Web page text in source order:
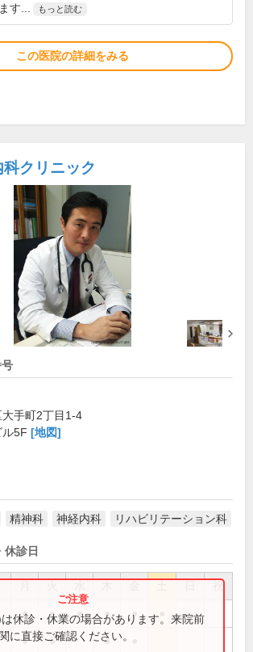
す...
もっと読む
この医院の詳細をみる
クリニック
手町2丁目1-4
5F [地図]
精神科 神経内科 リハビリテーション科
休診日
祝
● ● ● ● ●
● ● ●
休診・休業の場合があります。来院前
に直接ご確認ください。